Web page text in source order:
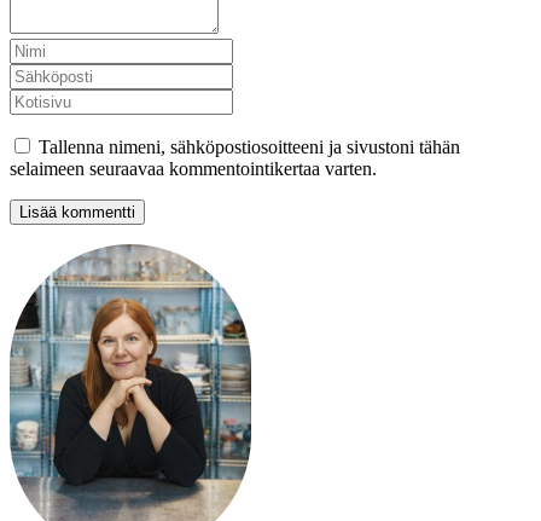
Tallenna nimeni, sähköpostiosoitteeni ja sivustoni tähän
selaimeen seuraavaa kommentointikertaa varten.